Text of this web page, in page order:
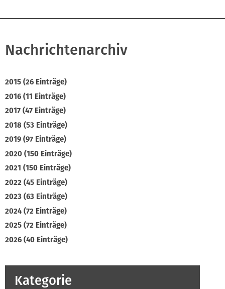
Nachrichtenarchiv
2015 (26 Einträge)
2016 (11 Einträge)
2017 (47 Einträge)
2018 (53 Einträge)
2019 (97 Einträge)
2020 (150 Einträge)
2021 (150 Einträge)
2022 (45 Einträge)
2023 (63 Einträge)
2024 (72 Einträge)
2025 (72 Einträge)
2026 (40 Einträge)
Kategorie